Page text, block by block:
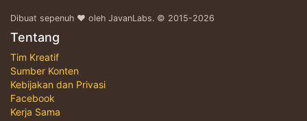
Dibuat sepenuh ♥ oleh JavanLabs. © 2015-2026
Tentang
Tim Kreatif
Sumber Konten
Kebijakan dan Privasi
Facebook
Kerja Sama